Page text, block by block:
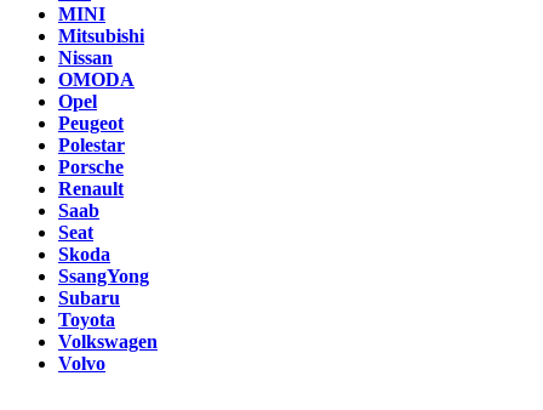
MINI
Mitsubishi
Nissan
OMODA
Opel
Peugeot
Polestar
Porsche
Renault
Saab
Seat
Skoda
SsangYong
Subaru
Toyota
Volkswagen
Volvo